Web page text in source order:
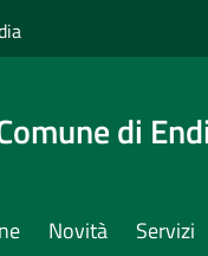
di
Novità Servizi